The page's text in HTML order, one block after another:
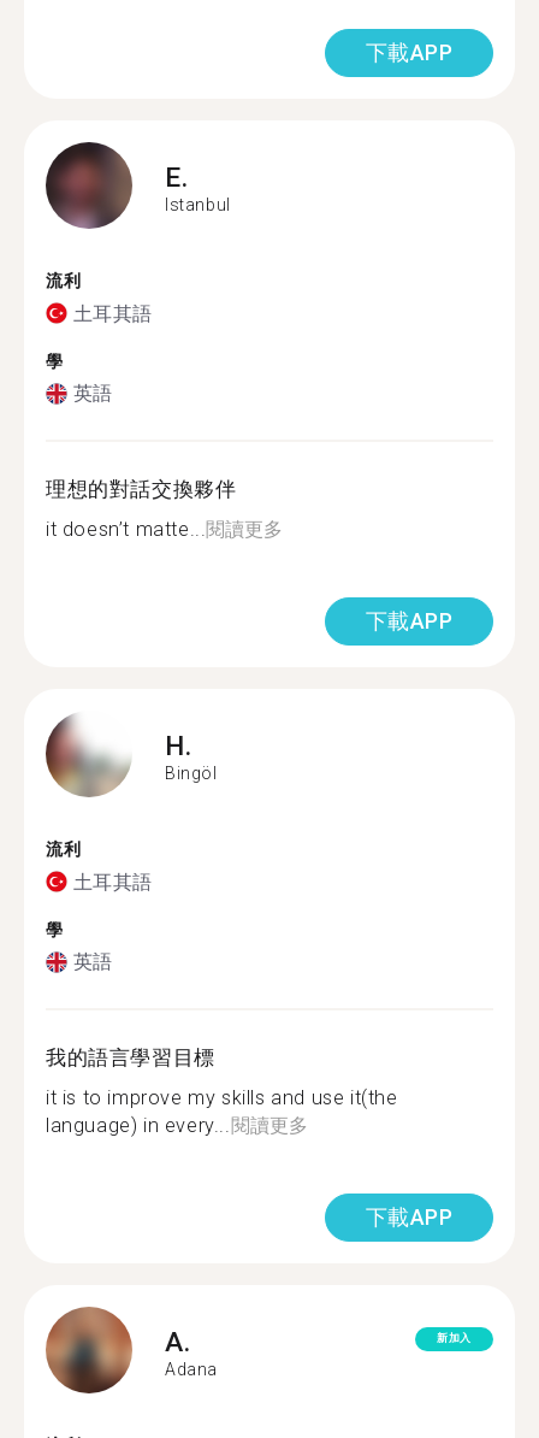
下載APP
E.
Istanbul
流利
土耳其語
學
英語
理想的對話交換夥伴
it doesn’t matte...閱讀更多
下載APP
H.
Bingöl
流利
土耳其語
學
英語
我的語言學習目標
it is to improve my skills and use it(the
language) in every...閱讀更多
下載APP
A.
Adana
新加入